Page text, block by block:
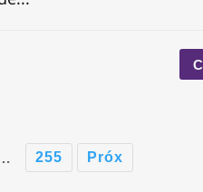
255 Próx